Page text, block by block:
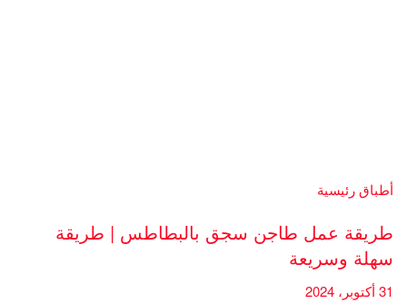
أطباق رئيسية
طريقة عمل طاجن سجق بالبطاطس | طريقة
سهلة وسريعة
31 أكتوبر، 2024